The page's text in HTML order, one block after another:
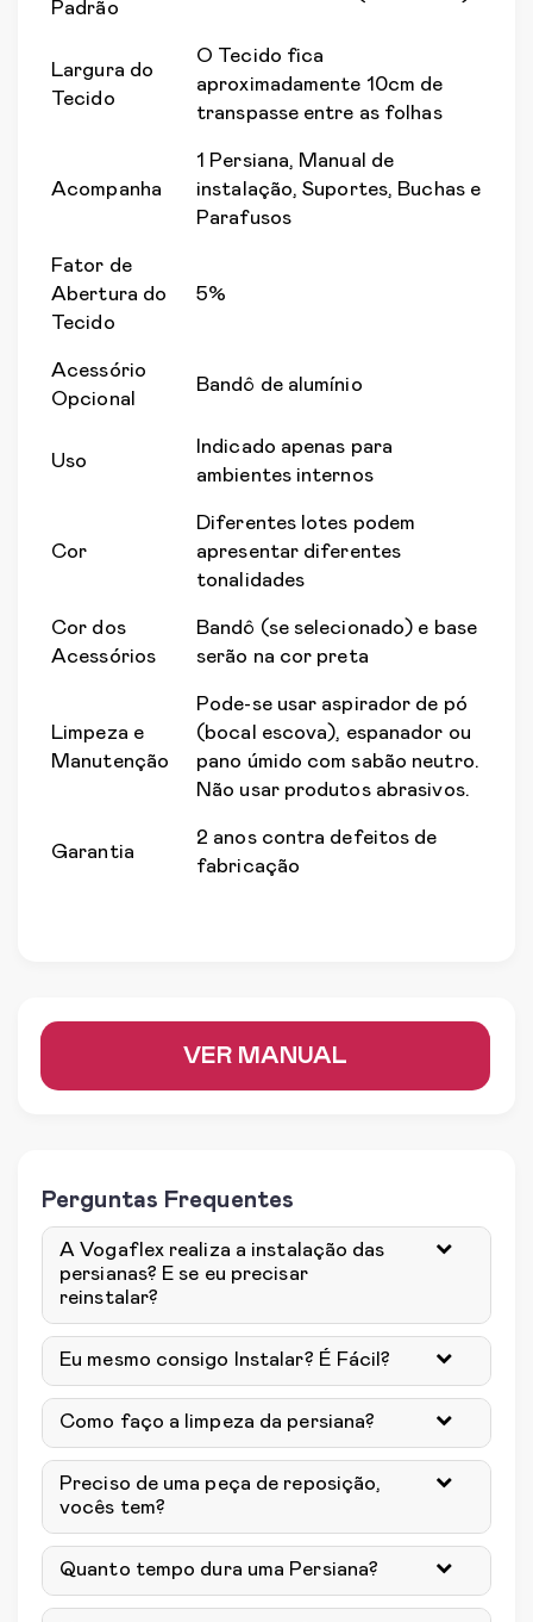
Padrão
Largura do
Tecido
O Tecido fica
aproximadamente 10cm de
transpasse entre as folhas
Acompanha
1 Persiana, Manual de
instalação, Suportes, Buchas e
Parafusos
Fator de
Abertura do
Tecido
5%
Acessório
Opcional
Bandô de alumínio
Uso
Indicado apenas para
ambientes internos
Cor
Diferentes lotes podem
apresentar diferentes
tonalidades
Cor dos
Acessórios
Bandô (se selecionado) e base
serão na cor preta
Limpeza e
Manutenção
Pode-se usar aspirador de pó
(bocal escova), espanador ou
pano úmido com sabão neutro.
Não usar produtos abrasivos.
Garantia
2 anos contra defeitos de
fabricação
VER MANUAL
Perguntas Frequentes
A Vogaflex realiza a instalação das
persianas? E se eu precisar
reinstalar?
Eu mesmo consigo Instalar? É Fácil?
Como faço a limpeza da persiana?
Preciso de uma peça de reposição,
vocês tem?
Quanto tempo dura uma Persiana?